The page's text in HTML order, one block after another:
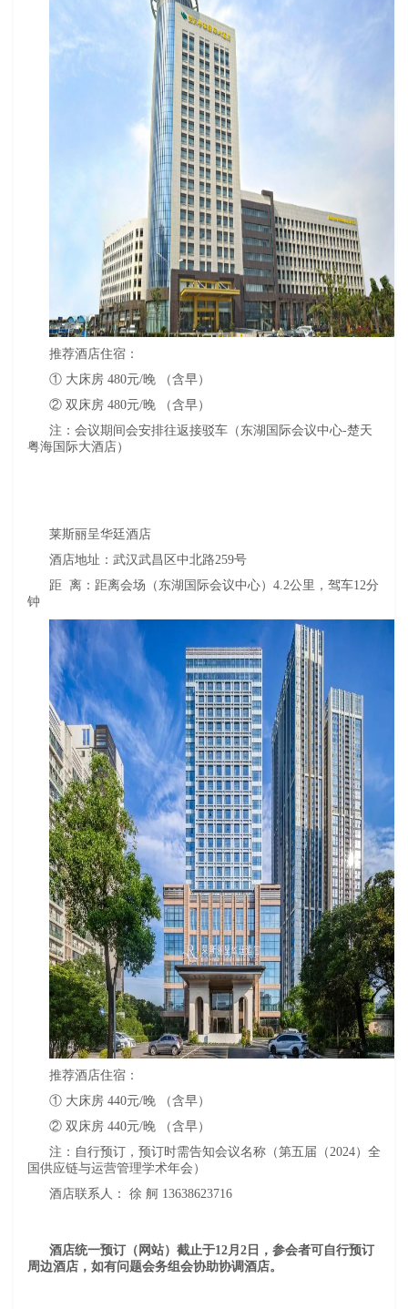
推荐酒店住宿：
① 大床房 480元/晚 （含早）
② 双床房 480元/晚 （含早）
注：会议期间会安排往返接驳车（东湖国际会议中心-楚天
粤海国际大酒店）
莱斯丽呈华廷酒店
酒店地址：武汉武昌区中北路259号
距 离：距离会场（东湖国际会议中心）4.2公里，驾车12分
钟
推荐酒店住宿：
① 大床房 440元/晚 （含早）
② 双床房 440元/晚 （含早）
注：自行预订，预订时需告知会议名称（第五届（2024）全
国供应链与运营管理学术年会）
酒店联系人： 徐 舸 13638623716
酒店统一预订（网站）截止于12月2日，参会者可自行预订
周边酒店，如有问题会务组会协助协调酒店。